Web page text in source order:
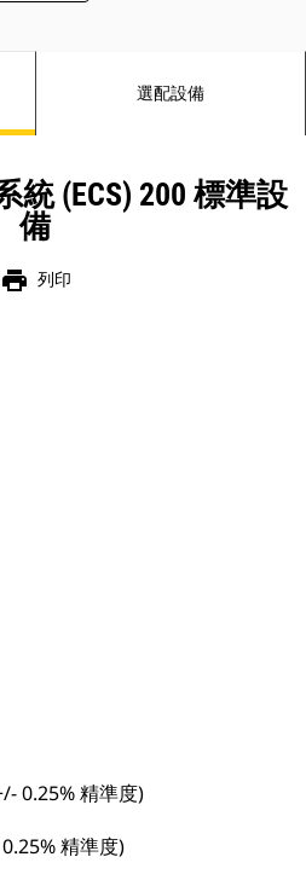
選配設備
統 (ECS) 200 標準設
備
print 列印
0.25% 精準度)
精準度)